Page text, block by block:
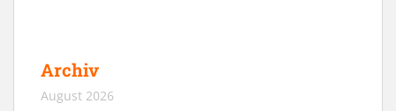
Archiv
August 2026